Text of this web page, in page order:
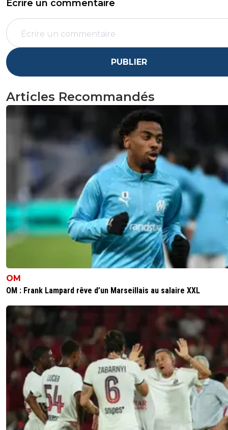
Écrire un commentaire
PUBLIER
Articles Recommandés
OM
OM : Frank Lampard rêve d’un Marseillais au salaire XXL